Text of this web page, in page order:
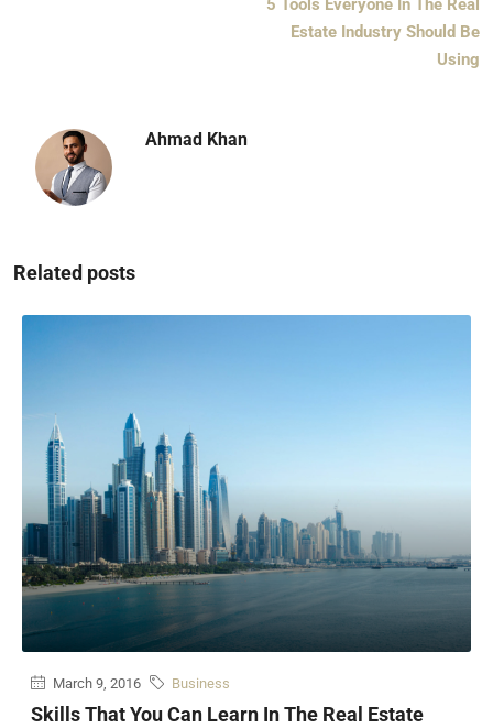
5 Tools Everyone In The Real
Estate Industry Should Be
Using
Ahmad Khan
Related posts
March 9, 2016 Business
Skills That You Can Learn In The Real Estate